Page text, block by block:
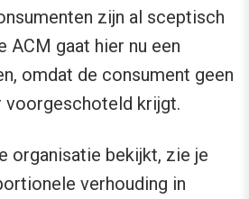
zijn al sceptisch
ACM gaat hier nu een
omdat de consument geen
voorgeschoteld krijgt.
organisatie bekijkt, zie je
verhouding in